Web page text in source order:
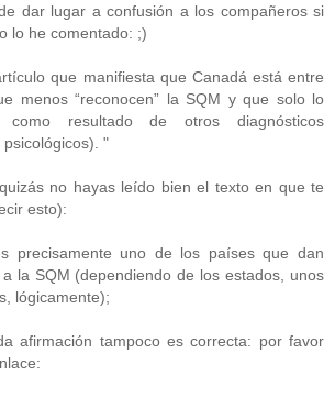
dar lugar a confusión a los compañeros si
lo he comentado: ;)
que manifiesta que Canadá está entre
menos “reconocen” la SQM y que solo lo
como resultado de otros diagnósticos
"
no hayas leído bien el texto en que te
esto):
precisamente uno de los países que dan
la SQM (dependiendo de los estados, unos
lógicamente);
afirmación tampoco es correcta: por favor